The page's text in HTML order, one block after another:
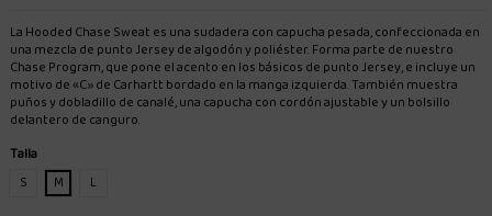
La Hooded Chase Sweat es una sudadera con capucha pesada, confeccionada en
una mezcla de punto Jersey de algodón y poliéster. Forma parte de nuestro
Chase Program, que pone el acento en los básicos de punto Jersey, e incluye un
motivo de «C» de Carhartt bordado en la manga izquierda. También muestra
puños y dobladillo de canalé, una capucha con cordón ajustable y un bolsillo
delantero de canguro.
Talla
S
M
L